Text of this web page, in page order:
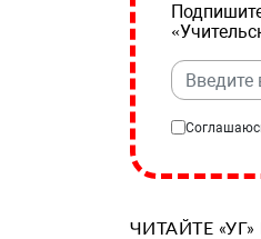
ЧИТАЙТЕ «УГ»